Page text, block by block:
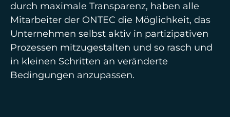
durch maximale Transparenz, haben alle
Mitarbeiter der ONTEC die Möglichkeit, das
Unternehmen selbst aktiv in partizipativen
Prozessen mitzugestalten und so rasch und
in kleinen Schritten an veränderte
Bedingungen anzupassen.